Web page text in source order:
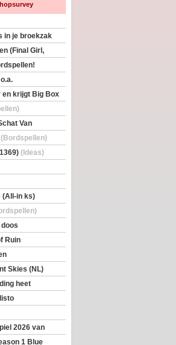
in je broekzak
(Final Girl,
Strong
en krijgt Big Box
Van
(Bordspellen)
(Ideas)
(All-in ks)
Ruin
Skies (NL)
heet
2026 van
1 Blue